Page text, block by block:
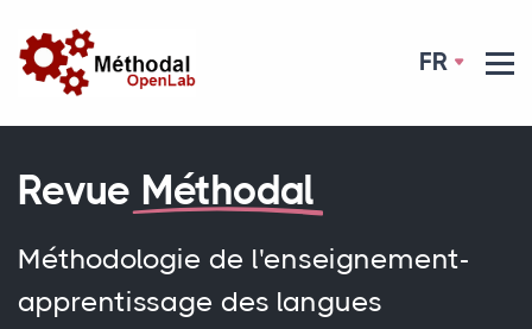
FR
Revue Méthodal
Méthodologie de l'enseignement-
apprentissage des langues